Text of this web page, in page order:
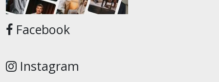
Facebook
Instagram